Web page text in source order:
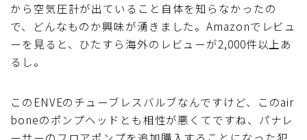
から空気圧計が出ていること自体を知らなかったの
で、どんなものか興味が湧きました。Amazonでレビュ
ーを見ると、ひたすら海外のレビューが2,000件以上あ
るし。
このENVEのチューブレスバルブなんですけど、このair
boneのポンプヘッドとも相性が悪くてですね、パナレ